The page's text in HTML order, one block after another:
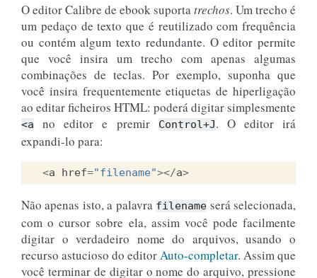
O editor Calibre de ebook suportatrechos. Um trecho é
um pedaço de texto que é reutilizado com frequência
ou contém algum texto redundante. O editor permite
que você insira um trecho com apenas algumas
combinações de teclas. Por exemplo, suponha que
você insira frequentemente etiquetas de hiperligação
ao editar ficheiros HTML: poderá digitar simplesmente
<a no editor e premir Control+J. O editor irá
expandi-lo para:
<a href="filename"></a>
Não apenas isto, a palavra filename será selecionada,
com o cursor sobre ela, assim você pode facilmente
digitar o verdadeiro nome do arquivos, usando o
recurso astucioso do editorAuto-completar. Assim que
você terminar de digitar o nome do arquivo, pressione